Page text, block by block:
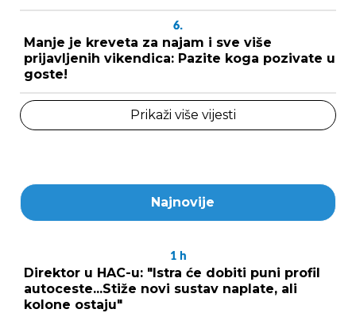
6.
Manje je kreveta za najam i sve više
prijavljenih vikendica: Pazite koga pozivate u
goste!
Prikaži više vijesti
Najnovije
1 h
Direktor u HAC-u: "Istra će dobiti puni profil
autoceste...Stiže novi sustav naplate, ali
kolone ostaju"